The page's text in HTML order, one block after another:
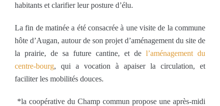
habitants et clarifier leur posture d’élu.
La fin de matinée a été consacrée à une visite de la commune
hôte d’Augan, autour de son projet d’aménagement du site de
la prairie, de sa future cantine, et de l’aménagement du
centre-bourg, qui a vocation à apaiser la circulation, et
faciliter les mobilités douces.
*la coopérative du Champ commun propose une après-midi